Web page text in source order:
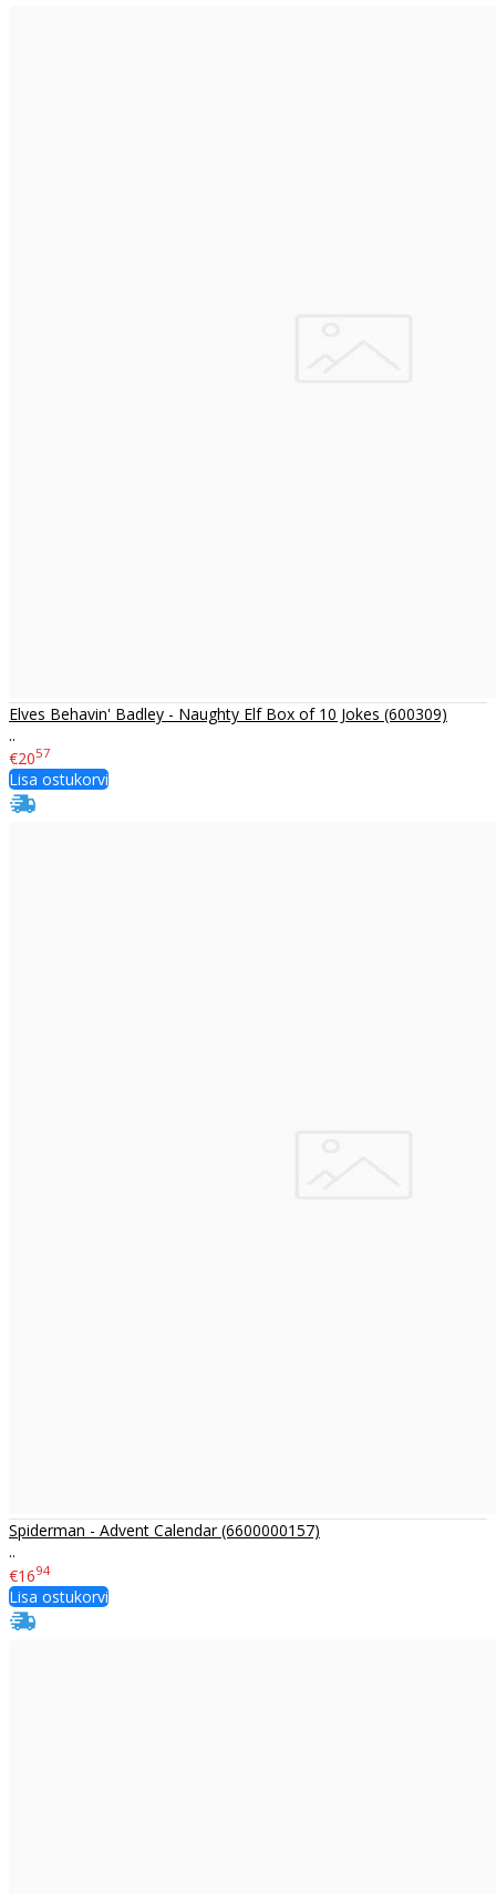
Elves Behavin' Badley - Naughty Elf Box of 10 Jokes (600309)
..
€2057
Lisa ostukorvi
Spiderman - Advent Calendar (6600000157)
..
€1694
Lisa ostukorvi